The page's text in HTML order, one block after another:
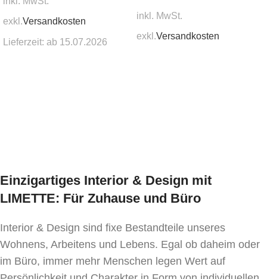
exkl.Versandkosten
Lieferzeit: ab 15.07.2026
inkl. MwSt.
exkl.Versandkosten
Einzigartiges Interior & Design mit
LIMETTE: Für Zuhause und Büro
Interior & Design sind fixe Bestandteile unseres
Wohnens, Arbeitens und Lebens. Egal ob daheim oder
im Büro, immer mehr Menschen legen Wert auf